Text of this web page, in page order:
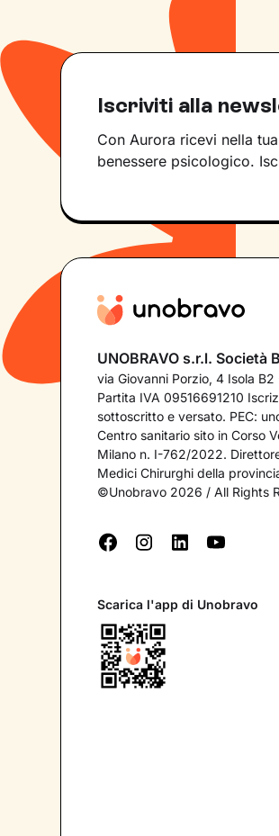
Iscriviti alla
Con Aurora ricevi nella
benessere psicologico.
UNOBRAVO s.r.l. Società
via Giovanni Porzio, 4 Isola
Partita IVA 09516691210
sottoscritto e versato. PEC:
Centro sanitario sito in Corso
Milano n. I-762/2022.
Medici Chirurghi della
©Unobravo 2026 / All Rights
Scarica l'app di Unobravo